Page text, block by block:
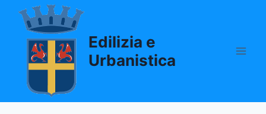
Salta
contenuto
Edilizia e
Urbanistica